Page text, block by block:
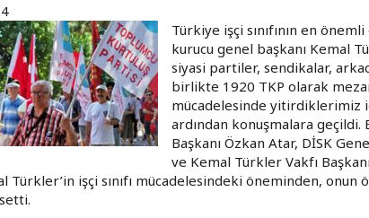
Türkiye işçi sınıfının en
kurucu genel başkanı Kemal
siyasi partiler, sendikalar,
birlikte 1920 TKP olarak mezarı
mücadelesinde yitirdiklerimiz
ardından konuşmalara
Başkanı Özkan Atar, DİSK
ve Kemal Türkler Vakfı
Türkler’in işçi sınıfı mücadelesindeki öneminden,